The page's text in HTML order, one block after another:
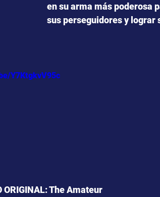
en su arma más poderosa
sus perseguidores y lograr
Y7KtgkvV95c
ORIGINAL: The Amateur